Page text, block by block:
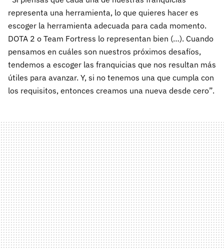
representa una herramienta, lo que quieres hacer es
escoger la herramienta adecuada para cada momento.
DOTA 2 o Team Fortress lo representan bien (…). Cuando
pensamos en cuáles son nuestros próximos desafíos,
tendemos a escoger las franquicias que nos resultan más
útiles para avanzar. Y, si no tenemos una que cumpla con
los requisitos, entonces creamos una nueva desde cero”.